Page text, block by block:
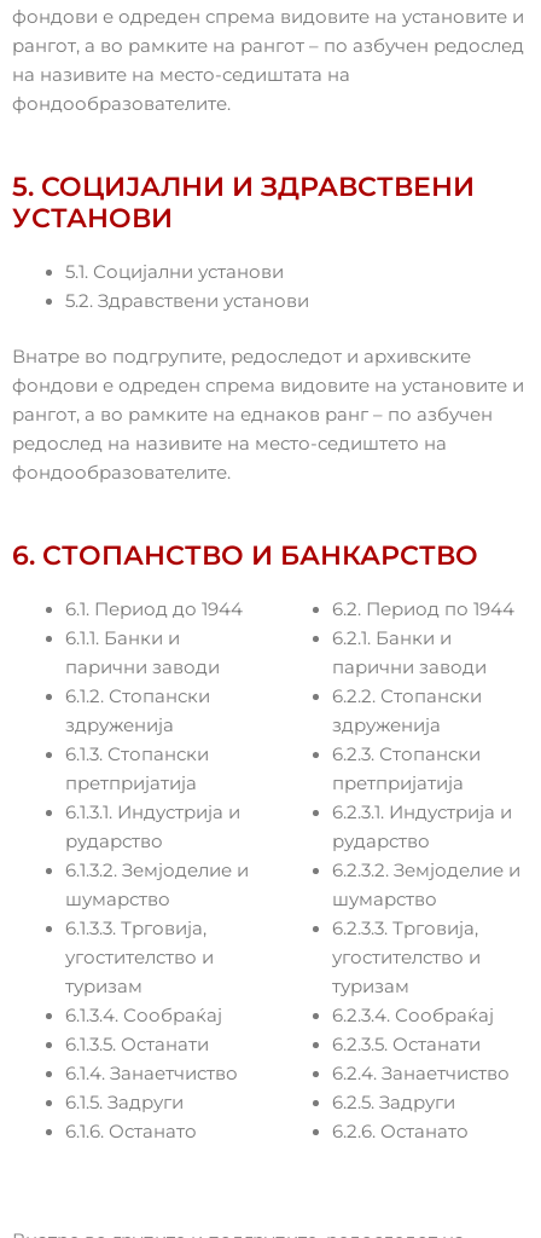
фондови е одреден спрема видовите на установите и
рангот, а во рамките на рангот – по азбучен редослед
на називите на место-седиштата на
фондообразователите.
5. СОЦИЈАЛНИ И ЗДРАВСТВЕНИ
УСТАНОВИ
5.1. Социјални установи
5.2. Здравствени установи
Внатре во подгрупите, редоследот и архивските
фондови е одреден спрема видовите на установите и
рангот, а во рамките на еднаков ранг – по азбучен
редослед на називите на место-седиштето на
фондообразователите.
6. СТОПАНСТВО И БАНКАРСТВО
6.1. Период до 1944
6.1.1. Банки и
парични заводи
6.1.2. Стопански
здруженија
6.1.3. Стопански
претпријатија
6.1.3.1. Индустрија и
рударство
6.1.3.2. Земјоделие и
шумарство
6.1.3.3. Трговија,
угостителство и
туризам
6.1.3.4. Сообраќај
6.1.3.5. Останати
6.1.4. Занаетчиство
6.1.5. Задруги
6.1.6. Останато
6.2. Период по 1944
6.2.1. Банки и
парични заводи
6.2.2. Стопански
здруженија
6.2.3. Стопански
претпријатија
6.2.3.1. Индустрија и
рударство
6.2.3.2. Земјоделие и
шумарство
6.2.3.3. Трговија,
угостителство и
туризам
6.2.3.4. Сообраќај
6.2.3.5. Останати
6.2.4. Занаетчиство
6.2.5. Задруги
6.2.6. Останато